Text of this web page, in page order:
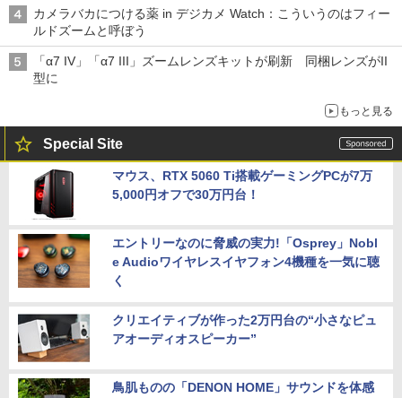
カメラバカにつける薬 in デジカメ Watch：こういうのはフィー
ルドズームと呼ぼう
「α7 IV」「α7 III」ズームレンズキットが刷新 同梱レンズがII
型に
もっと見る
Special Site
マウス、RTX 5060 Ti搭載ゲーミングPCが7万
5,000円オフで30万円台！
エントリーなのに脅威の実力!「Osprey」Nobl
e Audioワイヤレスイヤフォン4機種を一気に聴
く
クリエイティブが作った2万円台の“小さなピュ
アオーディオスピーカー”
鳥肌ものの「DENON HOME」サウンドを体感